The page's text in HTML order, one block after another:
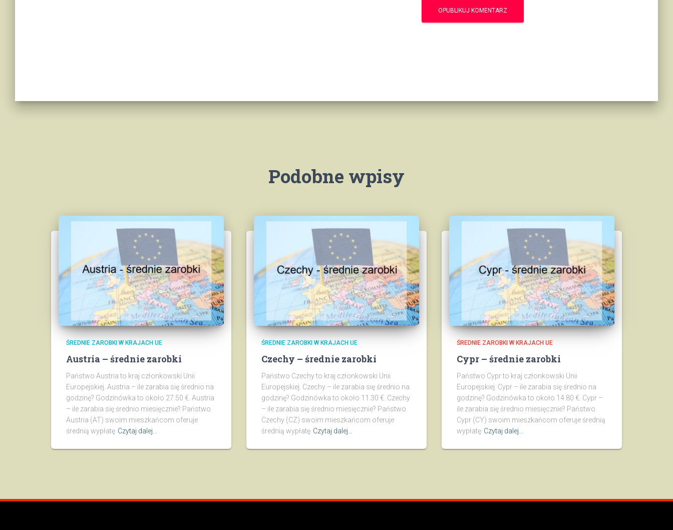
Podobne wpisy
ŚREDNIE ZAROBKI W KRAJACH UE
Austria – średnie zarobki
Państwo Austria to kraj członkowski Unii
Europejskiej. Austria – ile zarabia się średnio na
godzinę? Godzinówka to około 27.50 €. Austria
– ile zarabia się średnio miesięcznie? Państwo
Austria (AT) swoim mieszkańcom oferuje
średnią wypłatę Czytaj dalej…
ŚREDNIE ZAROBKI W KRAJACH UE
Czechy – średnie zarobki
Państwo Czechy to kraj członkowski Unii
Europejskiej. Czechy – ile zarabia się średnio na
godzinę? Godzinówka to około 11.30 €. Czechy
– ile zarabia się średnio miesięcznie? Państwo
Czechy (CZ) swoim mieszkańcom oferuje
średnią wypłatę Czytaj dalej…
ŚREDNIE ZAROBKI W KRAJACH UE
Cypr – średnie zarobki
Państwo Cypr to kraj członkowski Unii
Europejskiej. Cypr – ile zarabia się średnio na
godzinę? Godzinówka to około 14.80 €. Cypr –
ile zarabia się średnio miesięcznie? Państwo
Cypr (CY) swoim mieszkańcom oferuje średnią
wypłatę Czytaj dalej…